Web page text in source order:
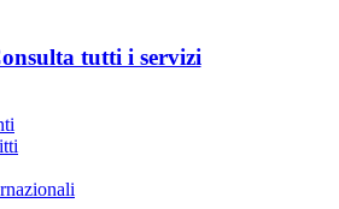
tutti i servizi